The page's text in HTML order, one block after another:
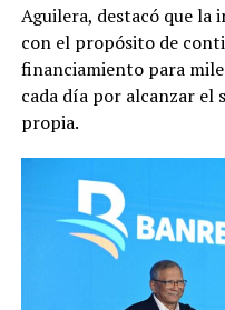
Aguilera, destacó que
con el propósito de
financiamiento para
cada día por alcanzar el
propia.